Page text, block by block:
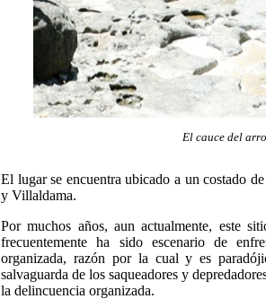
El cauce del
El lugar se encuentra ubicado a un costado
y Villaldama.
Por muchos años, aun actualmente, este
frecuentemente ha sido escenario de
organizada, razón por la cual y es
salvaguarda de los saqueadores y
la delincuencia organizada.